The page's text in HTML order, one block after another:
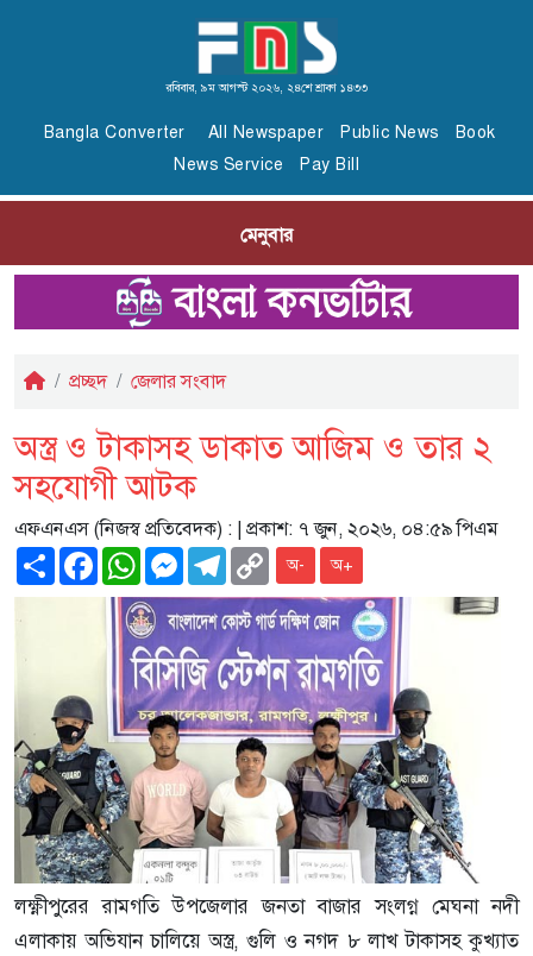
রবিবার, ৯ম আগস্ট ২০২৬, ২৪শে শ্রাবণ ১৪৩৩
Bangla Converter All Newspaper Public News
Book
News Service
Pay Bill
মেনুবার
প্রচ্ছদ জেলার সংবাদ
অস্ত্র ও টাকাসহ ডাকাত আজিম ও তার ২
সহযোগী আটক
এফএনএস (নিজস্ব প্রতিবেদক) : | প্রকাশ: ৭ জুন, ২০২৬, ০৪:৫৯ পিএম
ShareFacebookWhatsAppMessenger
Telegram
Copy
Link
অ- অ+
লক্ষ্ণীপুরের রামগতি উপজেলার জনতা বাজার সংলগ্ন মেঘনা নদী
এলাকায় অভিযান চালিয়ে অস্ত্র, গুলি ও নগদ ৮ লাখ টাকাসহ কুখ্যাত